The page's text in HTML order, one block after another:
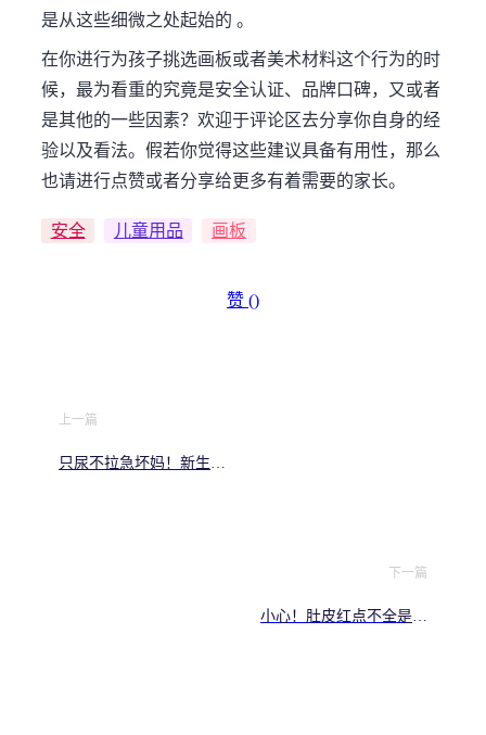
是从这些细微之处起始的 。
在你进行为孩子挑选画板或者美术材料这个行为的时
候，最为看重的究竟是安全认证、品牌口碑，又或者
是其他的一些因素？欢迎于评论区去分享你自身的经
验以及看法。假若你觉得这些建议具备有用性，那么
也请进行点赞或者分享给更多有着需要的家长。
安全 儿童用品 画板
赞 ()
上一篇
只尿不拉急坏妈！新生儿
下一篇
小心！肚皮红点不全是小